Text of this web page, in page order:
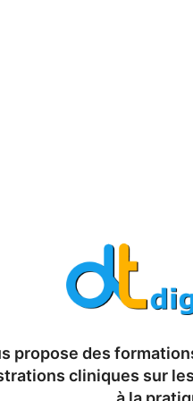
propose des
cliniques sur